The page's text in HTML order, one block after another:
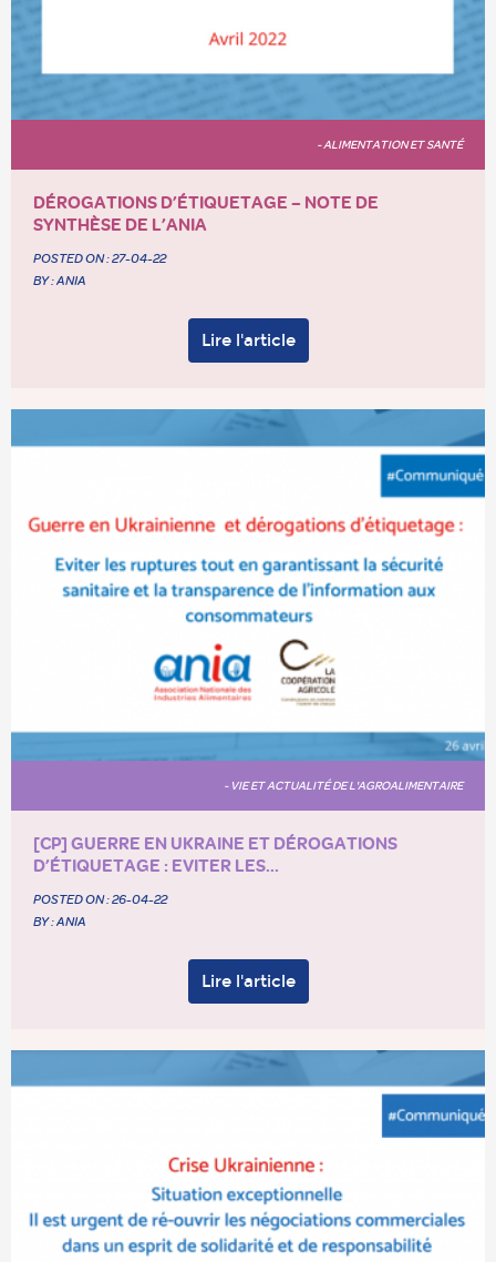
- ALIMENTATION ET SANTÉ
DÉROGATIONS D’ÉTIQUETAGE – NOTE DE
SYNTHÈSE DE L’ANIA
POSTED ON :27-04-22
BY : ANIA
Lire l'article
- VIE ET ACTUALITÉ DE L'AGROALIMENTAIRE
[CP] GUERRE EN UKRAINE ET DÉROGATIONS
D’ÉTIQUETAGE : EVITER LES...
POSTED ON :26-04-22
BY : ANIA
Lire l'article